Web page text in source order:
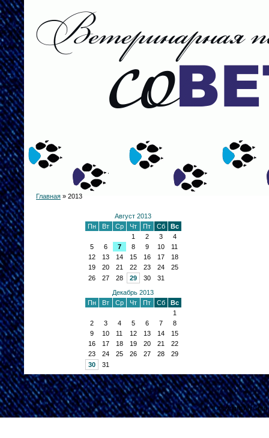
Главная » 2013
Август 2013
Пн
Вт Ср Чт Пт Сб
Вс
1
2 3
4
5
6 7 8 9 10
11
12
13 14 15 16 17
18
19
20 21 22 23 24
25
26
27 28 29 30
31
Декабрь 2013
Пн
Вт Ср Чт Пт Сб
Вс
1
2
3 4 5 6 7
8
9
10 11 12 13 14
15
16
17 18 19 20 21
22
23
24 25 26 27 28
29
30
31
Copyright MyCorp